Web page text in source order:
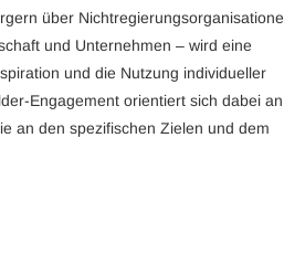
über
und Unternehmen – wird eine
und die Nutzung individueller
Engagement orientiert sich dabei
an den spezifischen Zielen und dem